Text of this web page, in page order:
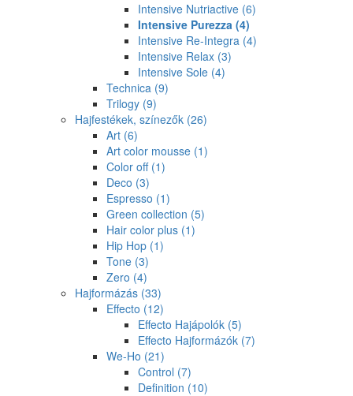
Intensive Nutriactive (6)
Intensive Purezza (4)
Intensive Re-Integra (4)
Intensive Relax (3)
Intensive Sole (4)
Technica (9)
Trilogy (9)
Hajfestékek, színezők (26)
Art (6)
Art color mousse (1)
Color off (1)
Deco (3)
Espresso (1)
Green collection (5)
Hair color plus (1)
Hip Hop (1)
Tone (3)
Zero (4)
Hajformázás (33)
Effecto (12)
Effecto Hajápolók (5)
Effecto Hajformázók (7)
We-Ho (21)
Control (7)
Definition (10)